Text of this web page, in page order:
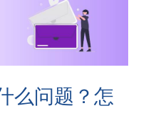
么问题？怎